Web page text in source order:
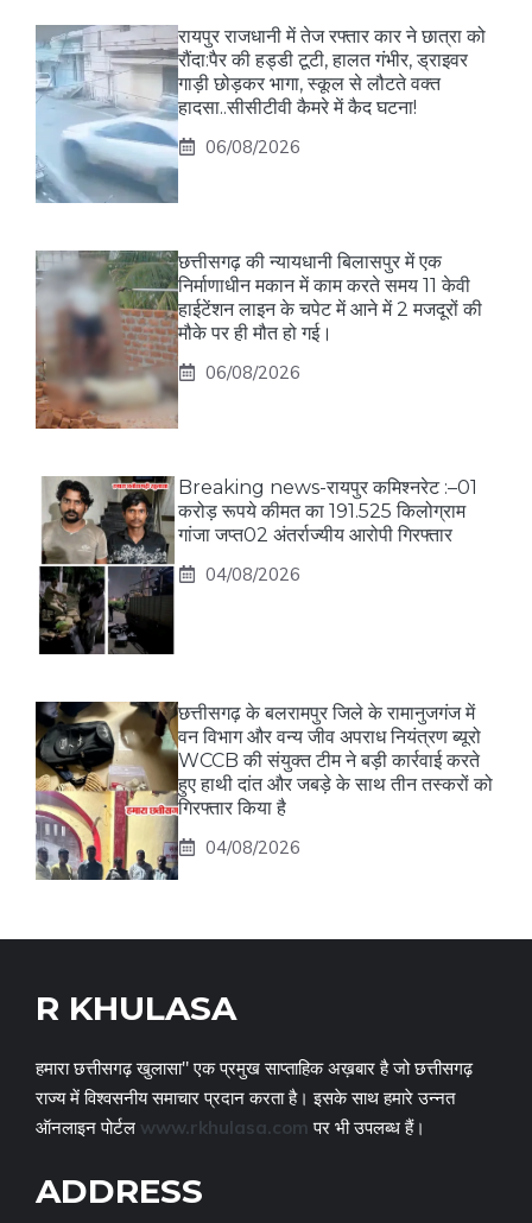
रायपुर राजधानी में तेज रफ्तार कार ने छात्रा को
रौंदा:पैर की हड्डी टूटी, हालत गंभीर, ड्राइवर
गाड़ी छोड़कर भागा, स्कूल से लौटते वक्त
हादसा..सीसीटीवी कैमरे में कैद घटना!
06/08/2026
छत्तीसगढ़ की न्यायधानी बिलासपुर में एक
निर्माणाधीन मकान में काम करते समय 11 केवी
हाईटेंशन लाइन के चपेट में आने में 2 मजदूरों की
मौके पर ही मौत हो गई।
06/08/2026
Breaking news-रायपुर कमिश्नरेट :–01
करोड़ रूपये कीमत का 191.525 किलोग्राम
गांजा जप्त02 अंतर्राज्यीय आरोपी गिरफ्तार
04/08/2026
छत्तीसगढ़ के बलरामपुर जिले के रामानुजगंज में
वन विभाग और वन्य जीव अपराध नियंत्रण ब्यूरो
WCCB की संयुक्त टीम ने बड़ी कार्रवाई करते
हुए हाथी दांत और जबड़े के साथ तीन तस्करों को
गिरफ्तार किया है
04/08/2026
R KHULASA
हमारा छत्तीसगढ़ खुलासा" एक प्रमुख साप्ताहिक अख़बार है जो छत्तीसगढ़
राज्य में विश्वसनीय समाचार प्रदान करता है। इसके साथ हमारे उन्नत
ऑनलाइन पोर्टल www.rkhulasa.com पर भी उपलब्ध हैं।
ADDRESS